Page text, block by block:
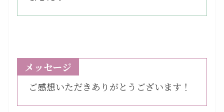
メッセージ
ご感想いただきありがとうございます！